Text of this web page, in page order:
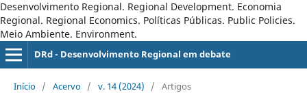
Desenvolvimento Regional. Regional Development. Economia
Regional. Regional Economics. Políticas Públicas. Public Policies.
Meio Ambiente. Environment.
DRd - Desenvolvimento Regional em debate
Início / Acervo / v. 14 (2024) / Artigos